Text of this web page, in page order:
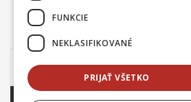
Odber noviniek môžete
FUNKCIE
NEKLASIFIKOVANÉ
PRIJAŤ VŠETKO